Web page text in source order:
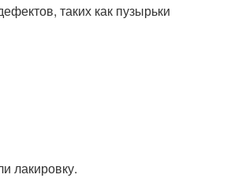
таких как пузырьки
лакировку.